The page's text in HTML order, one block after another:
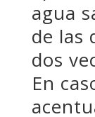
agua
de las
dos
En